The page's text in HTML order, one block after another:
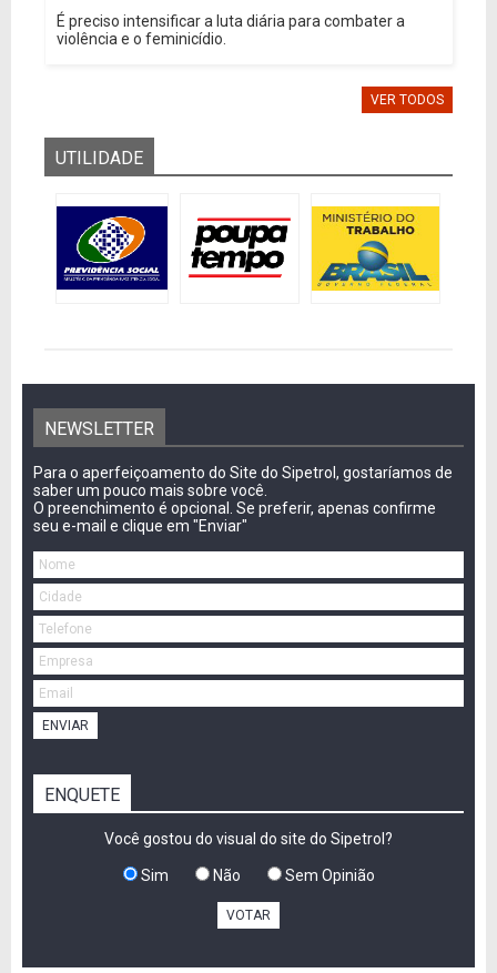
É preciso intensificar a luta diária para combater a
violência e o feminicídio.
VER TODOS
UTILIDADE
NEWSLETTER
Para o aperfeiçoamento do Site do Sipetrol, gostaríamos de
saber um pouco mais sobre você.
O preenchimento é opcional. Se preferir, apenas confirme
seu e-mail e clique em "Enviar"
ENVIAR
ENQUETE
Você gostou do visual do site do Sipetrol?
Sim Não Sem Opinião
VOTAR